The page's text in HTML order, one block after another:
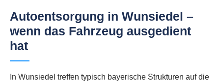
Autoentsorgung in Wunsiedel –
wenn das Fahrzeug ausgedient
hat
In Wunsiedel treffen typisch bayerische Strukturen auf die